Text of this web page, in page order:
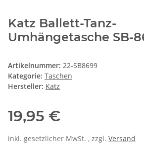
Katz Ballett-Tanz-
Umhängetasche SB-
Artikelnummer: 22-SB8699
Kategorie: Taschen
Hersteller: Katz
19,95 €
inkl. gesetzlicher MwSt. , zzgl. Versand